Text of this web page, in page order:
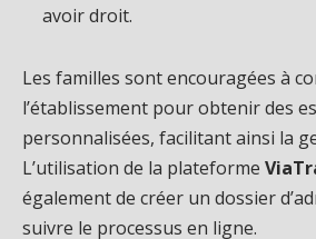
avoir droit.
Les familles sont encouragées à
l’établissement pour obtenir des
personnalisées, facilitant ainsi la
L’utilisation de la plateforme
également de créer un dossier
suivre le processus en ligne.